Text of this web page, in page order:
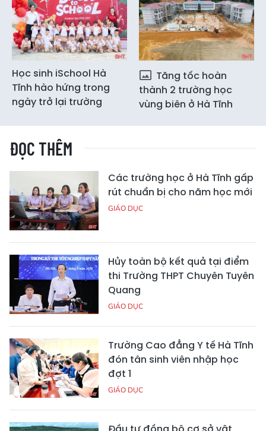
Học sinh iSchool Hà
Tĩnh hào hứng trong
ngày trở lại trường
Tăng tốc hoàn
thành 2 trường học
vùng biên ở Hà Tĩnh
ĐỌC THÊM
Các trường học ở Hà Tĩnh gấp
rút chuẩn bị cho năm học mới
GIÁO DỤC
Hủy toàn bộ kết quả tại điểm
thi Trường THPT Chuyên Tuyên
Quang
GIÁO DỤC
Trường Cao đẳng Y tế Hà Tĩnh
đón tân sinh viên nhập học
đợt 1
GIÁO DỤC